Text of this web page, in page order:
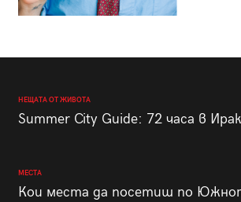
НЕЩАТА ОТ ЖИВОТА
Summer City Guide: 72 часа в
МЕСТА
Кои места да посетиш по